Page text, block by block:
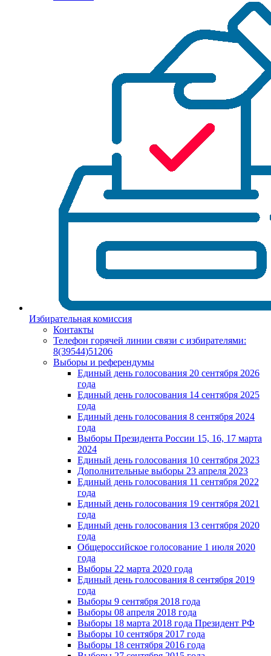
Избирательная комиссия
Контакты
Телефон горячей линии связи с избирателями:
8(39544)51206
Выборы и референдумы
Единый день голосования 20 сентября 2026
года
Единый день голосования 14 сентября 2025
года
Единый день голосования 8 сентября 2024
года
Выборы Президента России 15, 16, 17 марта
2024
Единый день голосования 10 сентября 2023
Дополнительные выборы 23 апреля 2023
Единый день голосования 11 сентября 2022
года
Единый день голосования 19 сентября 2021
года
Единый день голосования 13 сентября 2020
года
Общероссийское голосование 1 июля 2020
года
Выборы 22 марта 2020 года
Единый день голосования 8 сентября 2019
года
Выборы 9 сентября 2018 года
Выборы 08 апреля 2018 года
Выборы 18 марта 2018 года Президент РФ
Выборы 10 сентября 2017 года
Выборы 18 сентября 2016 года